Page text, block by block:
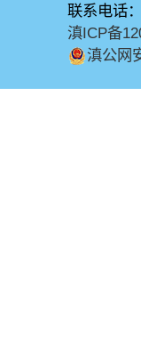
联系电话
滇ICP备
滇公网